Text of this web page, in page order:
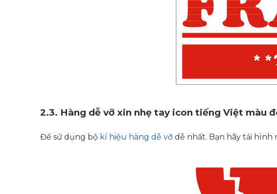
2.3. Hàng dễ vỡ xin nhẹ tay icon tiếng Việt màu
Để sử dụng bộ kí hiệu hàng dễ vỡ dễ nhất. Bạn hãy tải